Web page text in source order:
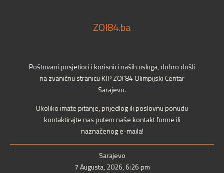
ZOI84.ba
Poštovani posjetioci i korisnici naših usluga, dobro došli
na zvaničnu stranicu KJP ZOI'84 Olimpijski Centar
Sarajevo.
Ukoliko imate pitanje, prijedlog ili poslovnu ponudu
kontaktirajte nas putem naše kontakt forme ili
naznačenog e-maila!
Sarajevo
7 Augusta, 2026, 6:26 pm